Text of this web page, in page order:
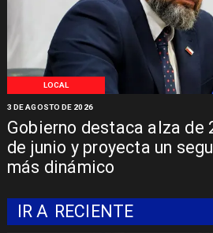
LOCAL
Gobierno destaca alza de
de junio y proyecta un
más dinámico
3 DE AGOSTO DE 2026
IR A RECIENTE